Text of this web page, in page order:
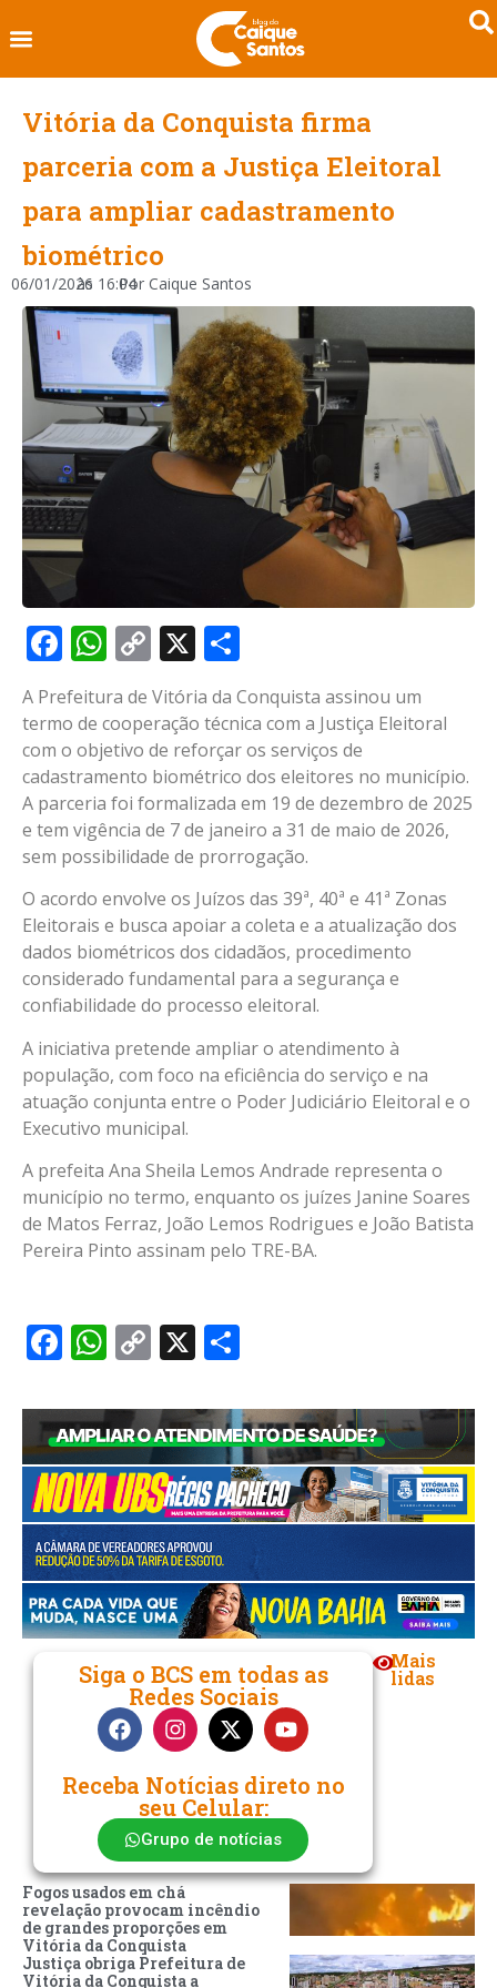
Vitória da Conquista firma
parceria com a Justiça Eleitoral
para ampliar cadastramento
biométrico
06/01/2026
às 16:04
Por Caique Santos
Facebook
WhatsApp
Copy
Link
X
A Prefeitura de Vitória da Conquista assinou um
termo de cooperação técnica com a Justiça Eleitoral
com o objetivo de reforçar os serviços de
cadastramento biométrico dos eleitores no município.
A parceria foi formalizada em 19 de dezembro de 2025
e tem vigência de 7 de janeiro a 31 de maio de 2026,
sem possibilidade de prorrogação.
O acordo envolve os Juízos das 39ª, 40ª e 41ª Zonas
Eleitorais e busca apoiar a coleta e a atualização dos
dados biométricos dos cidadãos, procedimento
considerado fundamental para a segurança e
confiabilidade do processo eleitoral.
A iniciativa pretende ampliar o atendimento à
população, com foco na eficiência do serviço e na
atuação conjunta entre o Poder Judiciário Eleitoral e o
Executivo municipal.
A prefeita Ana Sheila Lemos Andrade representa o
município no termo, enquanto os juízes Janine Soares
de Matos Ferraz, João Lemos Rodrigues e João Batista
Pereira Pinto assinam pelo TRE-BA.
Facebook
WhatsApp
Copy
Link
X
Siga o BCS em todas as
Redes Sociais
Receba Notícias direto no
seu Celular:
Grupo de notícias
Mais
lidas
Fogos usados em chá
revelação provocam incêndio
de grandes proporções em
Vitória da Conquista
Justiça obriga Prefeitura de
Vitória da Conquista a